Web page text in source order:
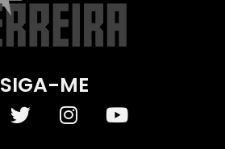
SIGA-ME